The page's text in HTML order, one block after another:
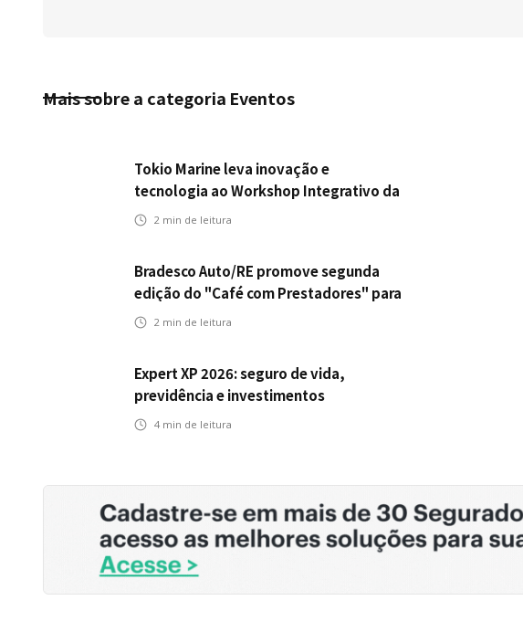
Mais sobre a categoria Eventos
Tokio Marine leva inovação e
tecnologia ao Workshop Integrativo da
Poli-USP
2 min de leitura
Bradesco Auto/RE promove segunda
edição do "Café com Prestadores" para
fortalecer parceria e aprimorar
2 min de leitura
Expert XP 2026: seguro de vida,
previdência e investimentos
estabelecem uma nova agenda para a
4 min de leitura